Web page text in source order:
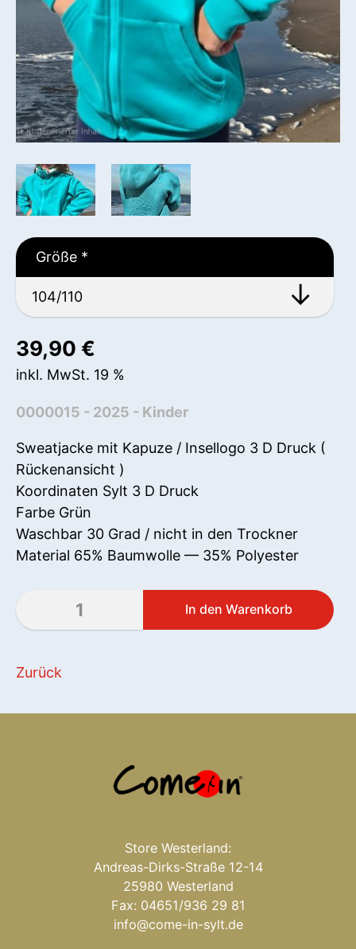
Größe *
39,90 €
inkl. MwSt. 19 %
0000015 - 2025 - Kinder
Sweatjacke mit Kapuze / Insellogo 3 D Druck (
Rückenansicht )
Koordinaten Sylt 3 D Druck
Farbe Grün
Waschbar 30 Grad / nicht in den Trockner
Material 65% Baumwolle — 35% Polyester
Zurück
Store Westerland:
Andreas-Dirks-Straße 12-14
25980 Westerland
Fax: 04651/936 29 81
info@come-in-sylt.de